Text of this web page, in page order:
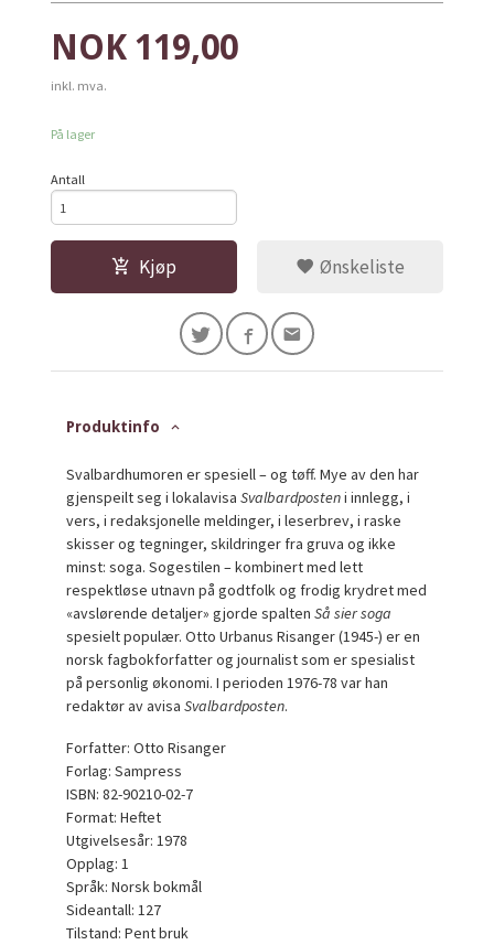
Pris
NOK 119,00
inkl. mva.
På lager
Antall
Kjøp Ønskeliste
Produktinfo
Svalbardhumoren er spesiell – og tøff. Mye av den har
gjenspeilt seg i lokalavisa Svalbardposteni innlegg, i
vers, i redaksjonelle meldinger, i leserbrev, i raske
skisser og tegninger, skildringer fra gruva og ikke
minst: soga. Sogestilen – kombinert med lett
respektløse utnavn på godtfolk og frodig krydret med
«avslørende detaljer» gjorde spaltenSå sier soga
spesielt populær. Otto Urbanus Risanger (1945-) er en
norsk fagbokforfatter og journalist som er spesialist
på personlig økonomi. I perioden 1976-78 var han
redaktør av avisaSvalbardposten.
Forfatter: Otto Risanger
Forlag: Sampress
ISBN: 82-90210-02-7
Format: Heftet
Utgivelsesår: 1978
Opplag: 1
Språk: Norsk bokmål
Sideantall: 127
Tilstand: Pent bruk